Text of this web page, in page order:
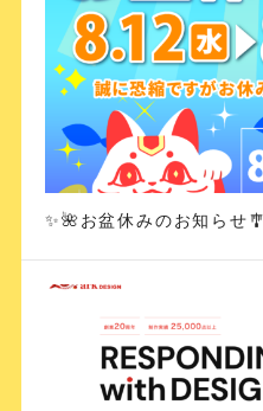
✨🌺お盆休みのお知らせ